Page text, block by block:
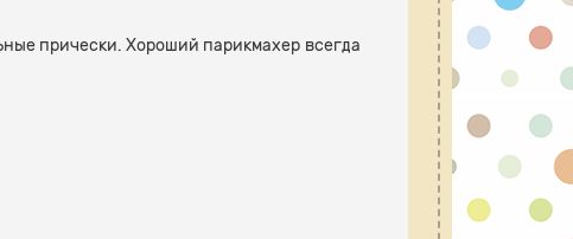
прически. Хороший парикмахер всегда